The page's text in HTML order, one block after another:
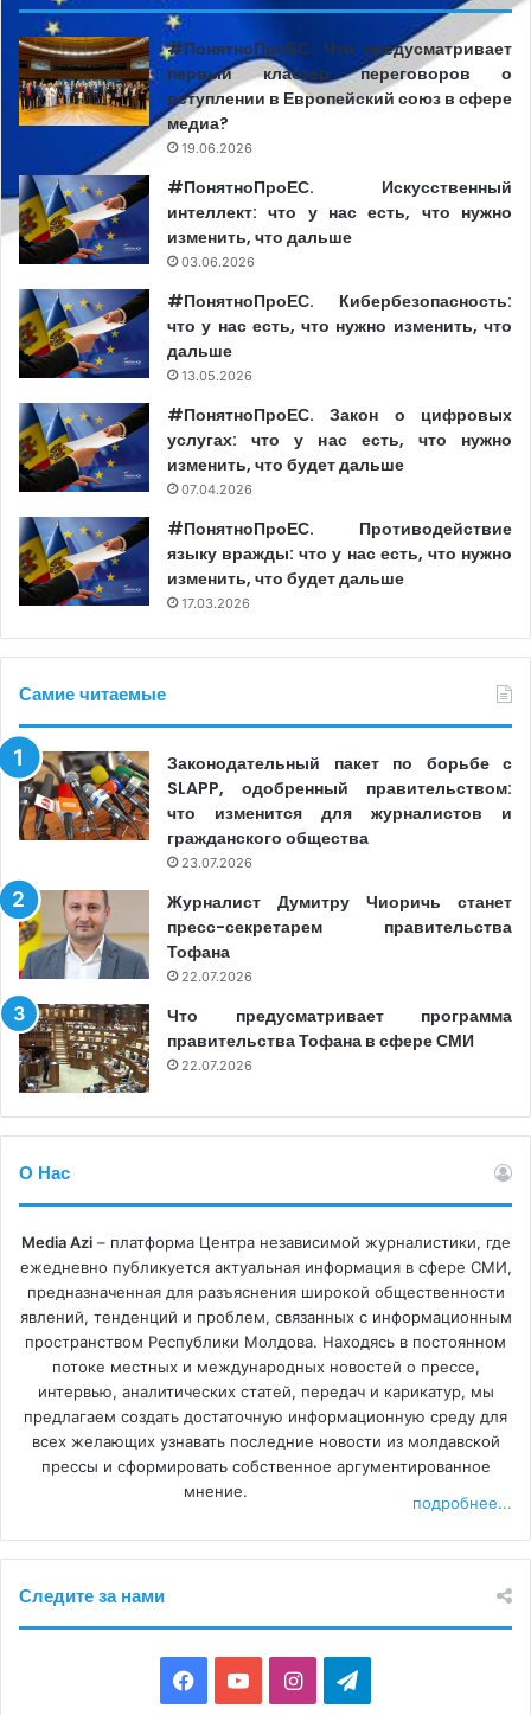
#ПонятноПроЕС. Что предусматривает
первый кластер переговоров о
вступлении в Европейский союз в сфере
медиа?
19.06.2026
#ПонятноПроЕС. Искусственный
интеллект: что у нас есть, что нужно
изменить, что дальше
03.06.2026
#ПонятноПроЕС. Кибербезопасность:
что у нас есть, что нужно изменить, что
дальше
13.05.2026
#ПонятноПроЕС. Закон о цифровых
услугах: что у нас есть, что нужно
изменить, что будет дальше
07.04.2026
#ПонятноПроЕС. Противодействие
языку вражды: что у нас есть, что нужно
изменить, что будет дальше
17.03.2026
Самие читаемые
Законодательный пакет по борьбе с
SLAPP, одобренный правительством:
что изменится для журналистов и
гражданского общества
23.07.2026
Журналист Думитру Чиоричь станет
пресс-секретарем правительства
Тофана
22.07.2026
Что предусматривает программа
правительства Тофана в сфере СМИ
22.07.2026
О Нас
Media Azi– платформа Центра независимой журналистики, где
ежедневно публикуется актуальная информация в сфере СМИ,
предназначенная для разъяснения широкой общественности
явлений, тенденций и проблем, связанных с информационным
пространством Республики Молдова. Находясь в постоянном
потоке местных и международных новостей о прессе,
интервью, аналитических статей, передач и карикатур, мы
предлагаем создать достаточную информационную среду для
всех желающих узнавать последние новости из молдавской
прессы и сформировать собственное аргументированное
мнение.
подробнее...
Следите за нами
I